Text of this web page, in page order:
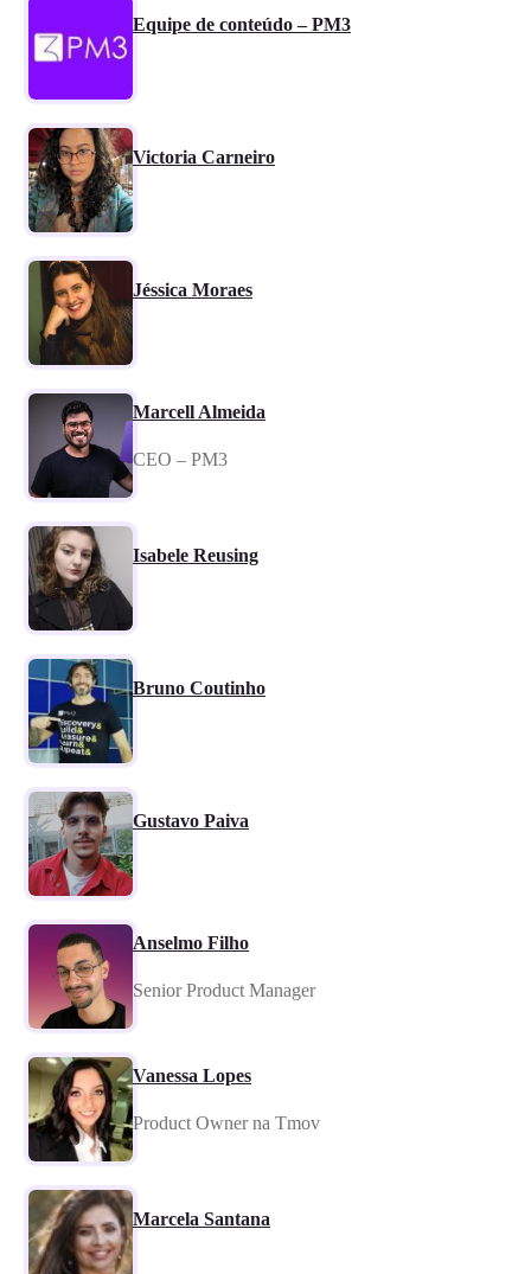
Equipe de conteúdo – PM3
Victoria Carneiro
Jéssica Moraes
Marcell Almeida
CEO – PM3
Isabele Reusing
Bruno Coutinho
Gustavo Paiva
Anselmo Filho
Senior Product Manager
Vanessa Lopes
Product Owner na Tmov
Marcela Santana